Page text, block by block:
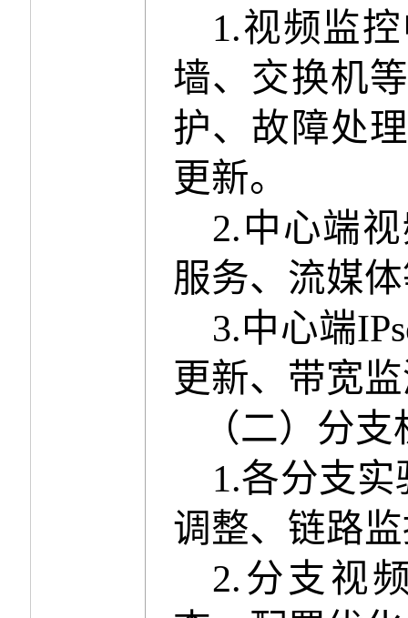
1.视频监
墙、交换机
护、故障处
更新。
2.中心端
服务、流媒
3.中心端
更新、带宽
（二）分支
1.各分支实
调整、链路
2. 分支视